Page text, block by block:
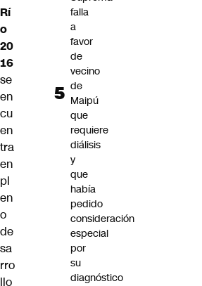
Rí
o
20
16
se
en
cu
en
tra
en
pl
en
o
de
sa
rro
llo
falla
a
favor
de
vecino
de
Maipú
que
requiere
diálisis
y
que
había
pedido
consideración
especial
por
su
diagnóstico